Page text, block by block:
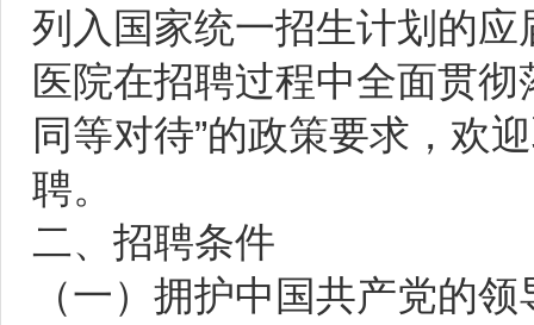
列入国家统一招生计划的
医院在招聘过程中全面贯
同等对待”的政策要求，欢
聘。
二、招聘条件
（一）拥护中国共产党的